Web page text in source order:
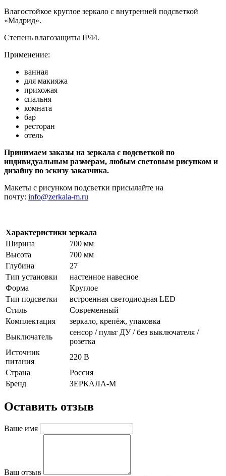
Влагостойкое круглое зеркало с внутренней подсветкой
«Мадрид».
Степень влагозащиты IP44.
Применение:
ванная
для макияжа
прихожая
спальня
комната
бар
ресторан
отель
Принимаем заказы на зеркала с подсветкой по
индивидуальным размерам, любым световым рисунком и
дизайну по эскизу заказчика.
Макеты с рисунком подсветки присылайте на
почту: info@zerkala-m.ru
Характеристики зеркала
Ширина
700 мм
Высота
700 мм
Глубина
27
Тип установки
настенное навесное
Форма
Круглое
Тип подсветки
встроенная светодиодная LED
Стиль
Cовременный
Комплектация
зеркало, крепёж, упаковка
Выключатель
сенсор / пульт ДУ / без выключателя /
розетка
Источник
питания
220 В
Страна
Россия
Бренд
ЗЕРКАЛА-М
Оставить отзыв
Ваше имя
Ваш отзыв